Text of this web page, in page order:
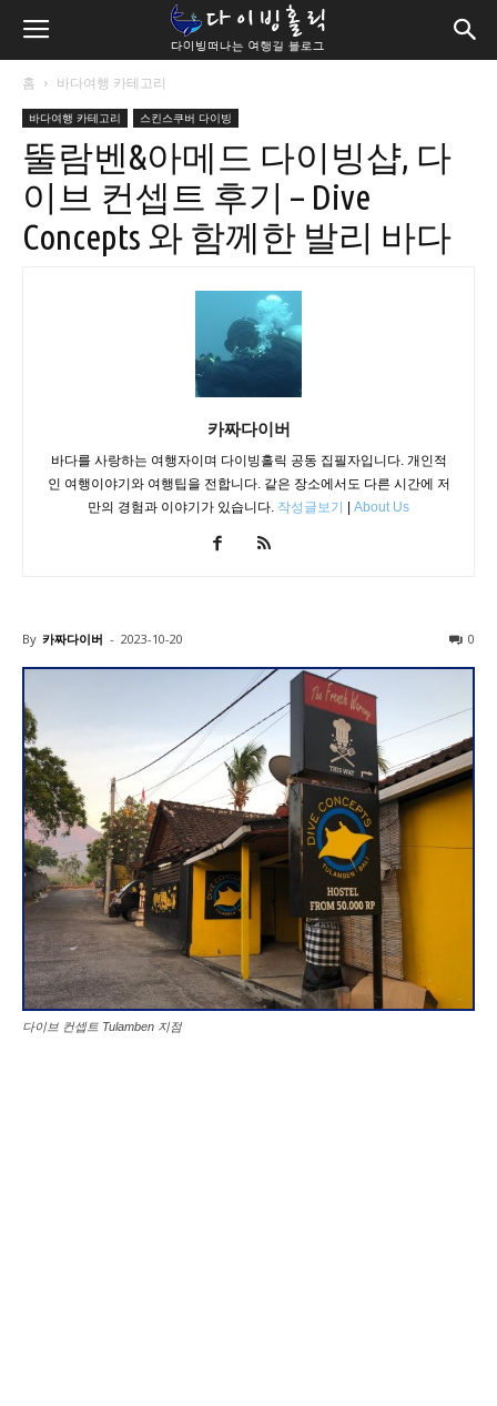
홈 바다여행 카테고리
바다여행 카테고리 스킨스쿠버 다이빙
뚤람벤&아메드 다이빙샵, 다
이브 컨셉트 후기 – Dive
Concepts 와 함께한 발리 바다
카짜다이버
바다를 사랑하는 여행자이며 다이빙홀릭 공동 집필자입니다. 개인적
인 여행이야기와 여행팁을 전합니다. 같은 장소에서도 다른 시간에 저
만의 경험과 이야기가 있습니다. 작성글보기 About Us
By 카짜다이버 - 2023-10-20 0
다이브 컨셉트 Tulamben 지점